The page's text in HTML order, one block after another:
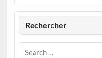
Rechercher